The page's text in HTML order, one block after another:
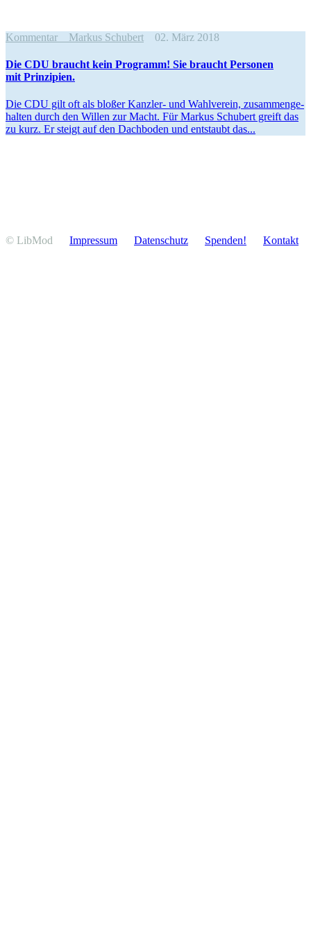
Kommentar Markus Schubert 02. März 2018
Die CDU braucht kein Programm! Sie braucht Personen
mit Prinzipien.
Die CDU gilt oft als bloßer Kanzler- und Wahlverein, zusam­men­ge­
halten durch den Willen zur Macht. Für Markus Schubert greift das
zu kurz. Er steigt auf den Dachboden und entstaubt das...
© LibMod Impressum Daten­schutz Spenden! Kontakt